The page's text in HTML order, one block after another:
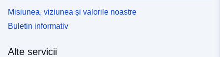
Misiunea, viziunea și valorile noastre
Buletin informativ
Alte servicii